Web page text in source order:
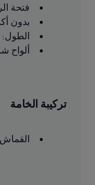
فتحة
بدون
ألواح
تركيبة الخامة
القماش